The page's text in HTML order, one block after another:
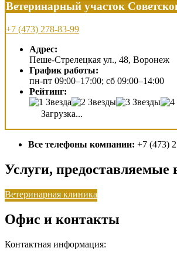
Ветеринарный участок
+7 (473) 278-83-99
Адрес:
Пеше-Стрелецкая ул., 48, Воронеж
График работы:
пн-пт 09:00–17:00; сб 09:00–14:00
Рейтинг:
Загрузка...
Все телефоны компании: +7 (473)
Услуги, предоставляемые
Ветеринарная клиника
Офис и контакты
Контактная информация: